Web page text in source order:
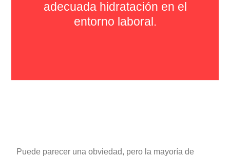
adecuada hidratación en el
entorno laboral.
Puede parecer una obviedad, pero la mayoría de